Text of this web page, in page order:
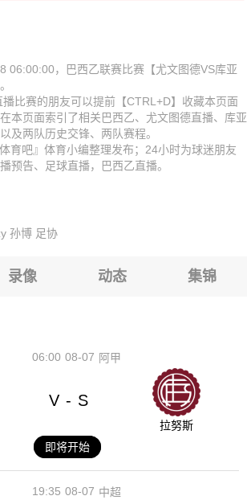
【巴西乙】 尤文图德VS库亚巴
【巴西乙】 尤文图德VS库亚巴
【巴西乙】 尤文图德VS库亚巴
【巴西乙】 尤文图德VS库亚巴
【巴西乙】 尤文图德VS库亚巴
【巴西乙】 尤文图德VS库亚巴
【巴西乙】 尤文图德VS库亚巴
06:00:00，巴西乙联赛比赛【尤文图德VS库亚
比赛的朋友可以提前【CTRL+D】收藏本页面
本页面索引了相关巴西乙、尤文图德直播、库亚
及两队历史交锋、两队赛程。
育吧』体育小编整理发布；24小时为球迷朋友
预告、足球直播，巴西乙直播。
孙博 足协
录像 动态 集锦
08-07
06:00 阿甲
V - S
拉努斯
即将开始
08-07
19:35 中超